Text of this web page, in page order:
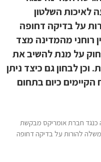
לאיכות השלטון
על בדיקה דחופה
רוחני מהמדינה מצד
על מנת להשיב את
לבחון גם כיצד ניתן
הקיימים כיום בתחום
כנגד חברת אומריקס מבקשת
להורות על בדיקה דחופה